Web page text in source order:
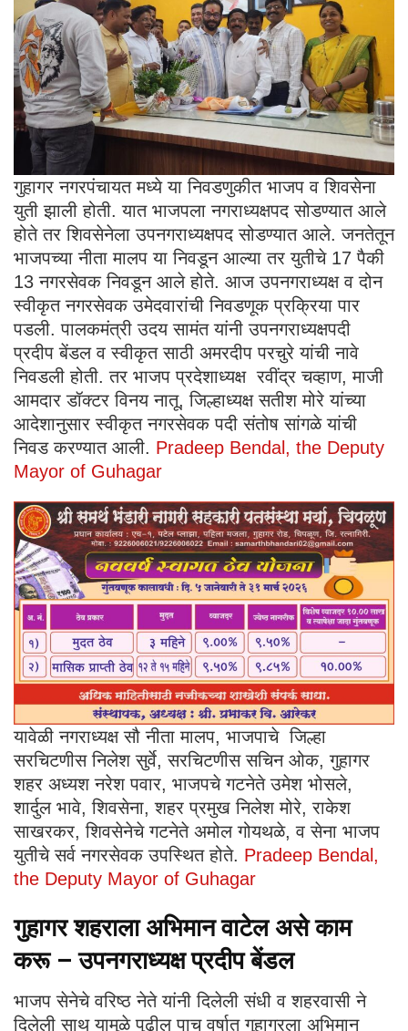
गुहागर नगरपंचायत मध्ये या निवडणुकीत भाजप व शिवसेना
युती झाली होती. यात भाजपला नगराध्यक्षपद सोडण्यात आले
होते तर शिवसेनेला उपनगराध्यक्षपद सोडण्यात आले. जनतेतून
भाजपच्या नीता मालप या निवडून आल्या तर युतीचे 17 पैकी
13 नगरसेवक निवडून आले होते. आज उपनगराध्यक्ष व दोन
स्वीकृत नगरसेवक उमेदवारांची निवडणूक प्रक्रिया पार
पडली. पालकमंत्री उदय सामंत यांनी उपनगराध्यक्षपदी
प्रदीप बेंडल व स्वीकृत साठी अमरदीप परचुरे यांची नावे
निवडली होती. तर भाजप प्रदेशाध्यक्ष रवींद्र चव्हाण, माजी
आमदार डॉक्टर विनय नातू, जिल्हाध्यक्ष सतीश मोरे यांच्या
आदेशानुसार स्वीकृत नगरसेवक पदी संतोष सांगळे यांची
निवड करण्यात आली. Pradeep Bendal, the Deputy
Mayor of Guhagar
यावेळी नगराध्यक्ष सौ नीता मालप, भाजपाचे जिल्हा
सरचिटणीस निलेश सुर्वे, सरचिटणीस सचिन ओक, गुहागर
शहर अध्यश नरेश पवार, भाजपचे गटनेते उमेश भोसले,
शार्दुल भावे, शिवसेना, शहर प्रमुख निलेश मोरे, राकेश
साखरकर, शिवसेनेचे गटनेते अमोल गोयथळे, व सेना भाजप
युतीचे सर्व नगरसेवक उपस्थित होते. Pradeep Bendal,
the Deputy Mayor of Guhagar
गुहागर शहराला अभिमान वाटेल असे काम
करू – उपनगराध्यक्ष प्रदीप बेंडल
भाजप सेनेचे वरिष्ठ नेते यांनी दिलेली संधी व शहरवासी ने
दिलेली साथ यामुळे पुढील पाच वर्षात गुहागरला अभिमान